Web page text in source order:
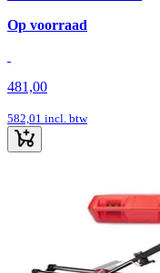
Op voorraad
481,00
582,01 incl. btw